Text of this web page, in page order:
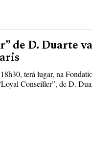
de D. Duarte
terá lugar, na
Conseiller”, de D.